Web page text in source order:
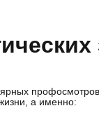
а именно: